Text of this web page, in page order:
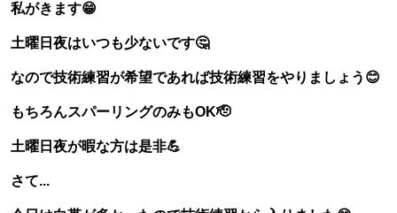
私がきます😁
土曜日夜はいつも少ないです🤔
なので技術練習が希望であれば技術練習をやりましょう😊
もちろんスパーリングのみもOK🫡
土曜日夜が暇な方は是非💪
さて...